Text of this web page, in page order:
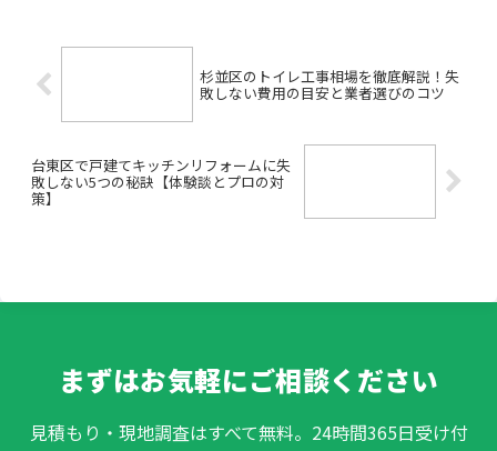
杉並区のトイレ工事相場を徹底解説！失
敗しない費用の目安と業者選びのコツ
台東区で戸建てキッチンリフォームに失
敗しない5つの秘訣【体験談とプロの対
策】
まずはお気軽にご相談ください
見積もり・現地調査はすべて無料。24時間365日受け付